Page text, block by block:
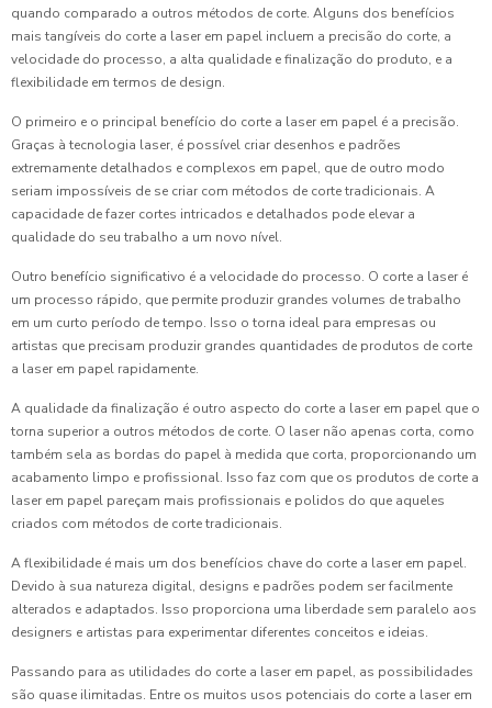
quando comparado a outros métodos de corte. Alguns dos benefícios
mais tangíveis do corte a laser em papel incluem a precisão do corte, a
velocidade do processo, a alta qualidade e finalização do produto, e a
flexibilidade em termos de design.
O primeiro e o principal benefício do corte a laser em papel é a precisão.
Graças à tecnologia laser, é possível criar desenhos e padrões
extremamente detalhados e complexos em papel, que de outro modo
seriam impossíveis de se criar com métodos de corte tradicionais. A
capacidade de fazer cortes intricados e detalhados pode elevar a
qualidade do seu trabalho a um novo nível.
Outro benefício significativo é a velocidade do processo. O corte a laser é
um processo rápido, que permite produzir grandes volumes de trabalho
em um curto período de tempo. Isso o torna ideal para empresas ou
artistas que precisam produzir grandes quantidades de produtos de corte
a laser em papel rapidamente.
A qualidade da finalização é outro aspecto do corte a laser em papel que o
torna superior a outros métodos de corte. O laser não apenas corta, como
também sela as bordas do papel à medida que corta, proporcionando um
acabamento limpo e profissional. Isso faz com que os produtos de corte a
laser em papel pareçam mais profissionais e polidos do que aqueles
criados com métodos de corte tradicionais.
A flexibilidade é mais um dos benefícios chave do corte a laser em papel.
Devido à sua natureza digital, designs e padrões podem ser facilmente
alterados e adaptados. Isso proporciona uma liberdade sem paralelo aos
designers e artistas para experimentar diferentes conceitos e ideias.
Passando para as utilidades do corte a laser em papel, as possibilidades
são quase ilimitadas. Entre os muitos usos potenciais do corte a laser em